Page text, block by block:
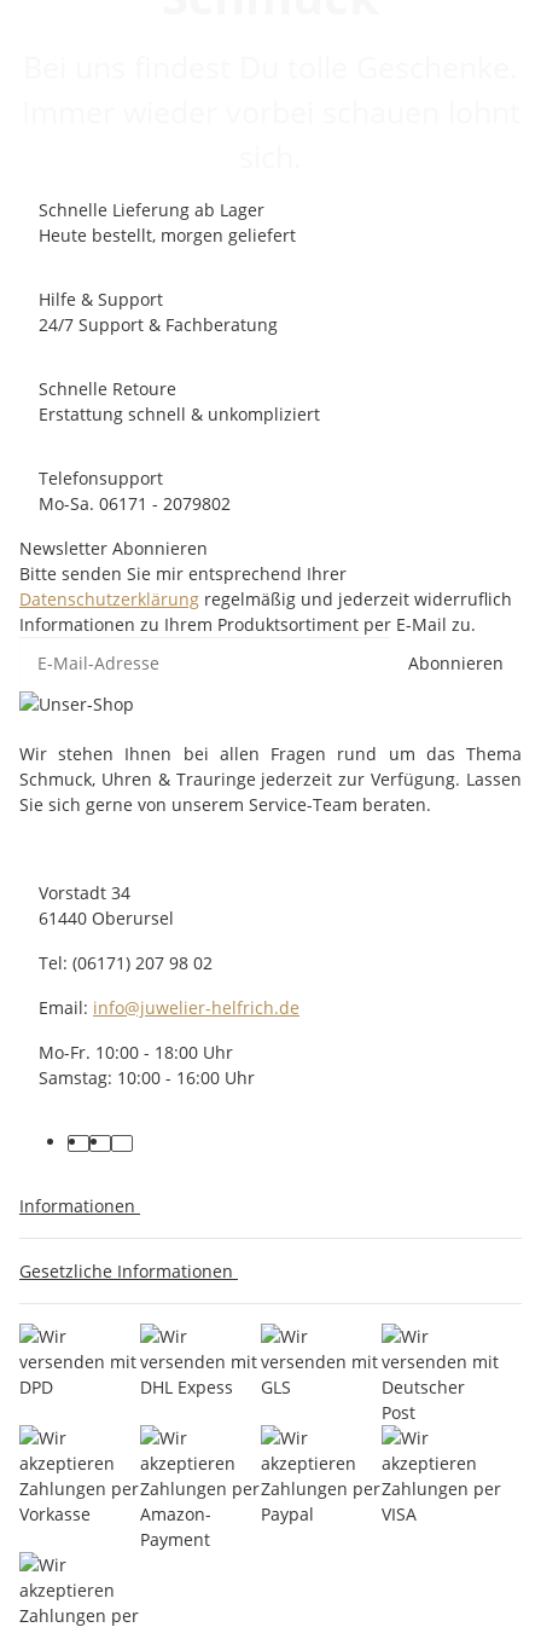
Schnelle Lieferung ab Lager
Heute bestellt, morgen geliefert
Hilfe & Support
24/7 Support & Fachberatung
Schnelle Retoure
Erstattung schnell & unkompliziert
Telefonsupport
Mo-Sa. 06171 - 2079802
Newsletter Abonnieren
Bitte senden Sie mir entsprechend Ihrer
Datenschutzerklärung regelmäßig und jederzeit widerruflich
Informationen zu Ihrem Produktsortiment per E-Mail zu.
Abonnieren
Wir stehen Ihnen bei allen Fragen rund um das Thema
Schmuck, Uhren & Trauringe jederzeit zur Verfügung. Lassen
Sie sich gerne von unserem Service-Team beraten.
Vorstadt 34
61440 Oberursel
Tel: (06171) 207 98 02
Email: info@juwelier-helfrich.de
Mo-Fr. 10:00 - 18:00 Uhr
Samstag: 10:00 - 16:00 Uhr
Informationen
Gesetzliche Informationen